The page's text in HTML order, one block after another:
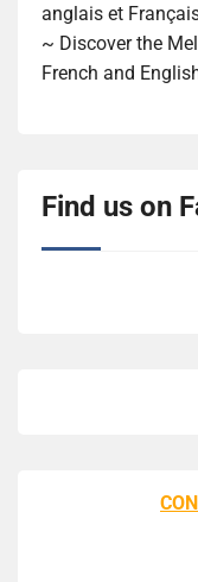
anglais et
~ Discover the
French and
Find us on